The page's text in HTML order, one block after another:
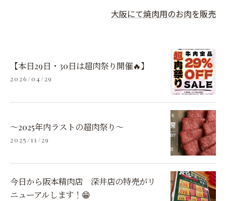
大阪にて焼肉用のお肉を販売
【本日29日・30日は超肉祭り開催🔥】
2026/04/29
〜2025年内ラストの超肉祭り〜
2025/11/29
今日から阪本精肉店 深井店の特売がリ
ニューアルします！😁